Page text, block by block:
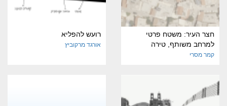
חצר העיר: משטח פרטי
למרחב משותף, טירה
קמר מסרי
רועש להפליא
אורגד מרקוביץ